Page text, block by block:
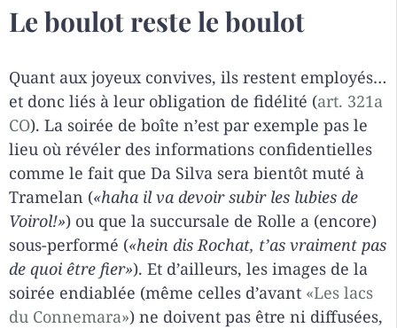
Le boulot reste le boulot
Quant aux joyeux convives, ils restent employés…
et donc liés à leur obligation de fidélité (art. 321a
CO). La soirée de boîte n’est par exemple pas le
lieu où révéler des informations confidentielles
comme le fait que Da Silva sera bientôt muté à
Tramelan («haha il va devoir subir les lubies de
Voirol!») ou que la succursale de Rolle a (encore)
sous-performé («hein dis Rochat, t’as vraiment pas
de quoi être fier»). Et d’ailleurs, les images de la
soirée endiablée (même celles d’avant «Les lacs
du Connemara») ne doivent pas être ni diffusées,